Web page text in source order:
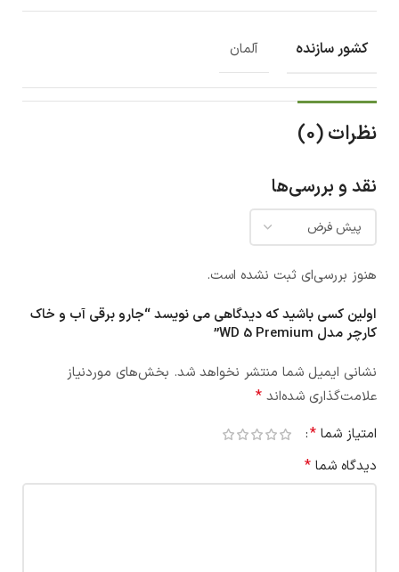
کشور سازنده آلمان
نظرات (0)
نقد و بررسی‌ها
هنوز بررسی‌ای ثبت نشده است.
اولین کسی باشید که دیدگاهی می نویسد “جارو برقی آب و خاک
کارچر مدل WD 5 Premium”
نشانی ایمیل شما منتشر نخواهد شد. بخش‌های موردنیاز
علامت‌گذاری شده‌اند *
امتیاز شما *
دیدگاه شما *